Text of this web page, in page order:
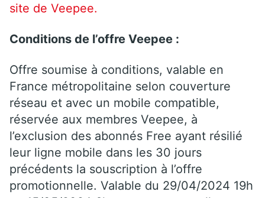
site de Veepee.
Conditions de l’offre Veepee :
Offre soumise à conditions, valable en
France métropolitaine selon couverture
réseau et avec un mobile compatible,
réservée aux membres Veepee, à
l’exclusion des abonnés Free ayant résilié
leur ligne mobile dans les 30 jours
précédents la souscription à l’offre
promotionnelle. Valable du 29/04/2024 19h